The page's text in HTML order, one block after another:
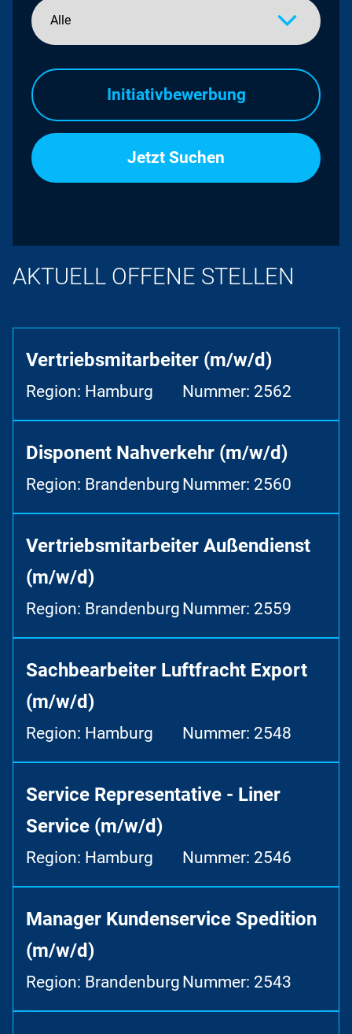
Initiativbewerbung
AKTUELL OFFENE STELLEN
Vertriebsmitarbeiter (m/w/d)
Region: Hamburg Nummer: 2562
Disponent Nahverkehr (m/w/d)
Region: Brandenburg Nummer: 2560
Vertriebsmitarbeiter Außendienst
(m/w/d)
Region: Brandenburg Nummer: 2559
Sachbearbeiter Luftfracht Export
(m/w/d)
Region: Hamburg Nummer: 2548
Service Representative - Liner
Service (m/w/d)
Region: Hamburg Nummer: 2546
Manager Kundenservice Spedition
(m/w/d)
Region: Brandenburg Nummer: 2543